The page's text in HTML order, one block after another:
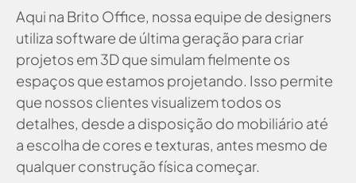
Aqui na Brito Office, nossa equipe de designers
utiliza software de última geração para criar
projetos em 3D que simulam fielmente os
espaços que estamos projetando. Isso permite
que nossos clientes visualizem todos os
detalhes, desde a disposição do mobiliário até
a escolha de cores e texturas, antes mesmo de
qualquer construção física começar.